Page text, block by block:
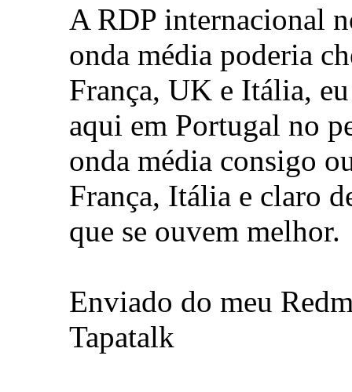
A RDP internacional
onda média poderia
França, UK e Itália,
aqui em Portugal no
onda média consigo
França, Itália e claro
que se ouvem melhor.
Enviado do meu
Tapatalk